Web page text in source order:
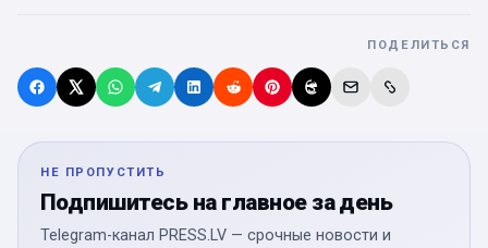
ПОДЕЛИТЬСЯ
НЕ ПРОПУСТИТЬ
Подпишитесь на главное за день
Telegram-канал PRESS.LV — срочные новости и